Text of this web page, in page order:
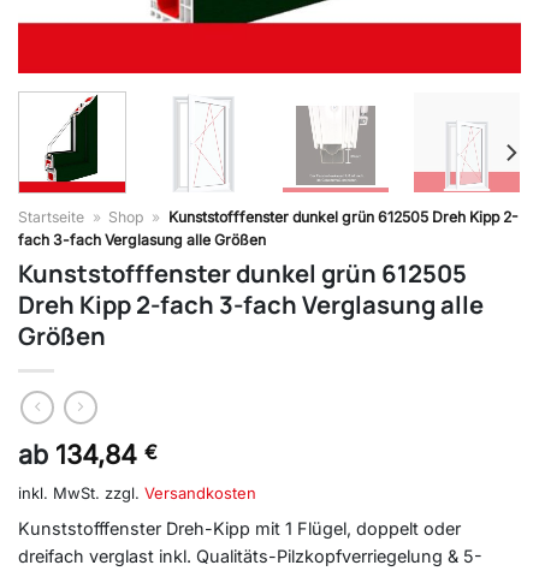
Startseite » Shop » Kunststofffenster dunkel grün 612505 Dreh Kipp 2-
fach 3-fach Verglasung alle Größen
Kunststofffenster dunkel grün 612505
Dreh Kipp 2-fach 3-fach Verglasung alle
Größen
ab 134,84 €
inkl. MwSt. zzgl. Versandkosten
Kunststofffenster Dreh-Kipp mit 1 Flügel, doppelt oder
dreifach verglast inkl. Qualitäts-Pilzkopfverriegelung & 5-